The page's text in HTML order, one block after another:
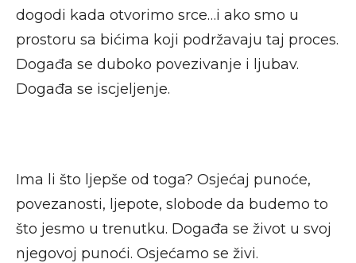
dogodi kada otvorimo srce…i ako smo u
prostoru sa bićima koji podržavaju taj proces.
Događa se duboko povezivanje i ljubav.
Događa se iscjeljenje.
Ima li što ljepše od toga? Osjećaj punoće,
povezanosti, ljepote, slobode da budemo to
što jesmo u trenutku. Događa se život u svoj
njegovoj punoći. Osjećamo se živi.